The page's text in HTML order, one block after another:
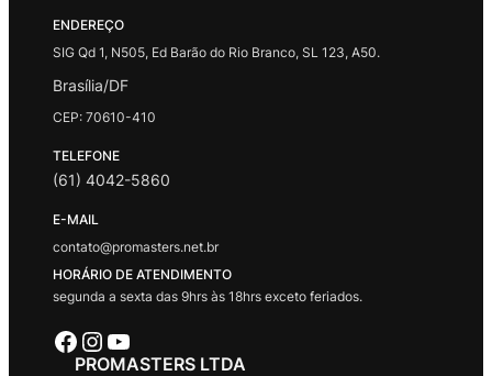
ENDEREÇO
SIG Qd 1, N505, Ed Barão do Rio Branco, SL 123, A50.
Brasília/DF
CEP: 70610-410
TELEFONE
(61) 4042-5860
E-MAIL
contato@promasters.net.br
HORÁRIO DE ATENDIMENTO
segunda a sexta das 9hrs às 18hrs exceto feriados.
Facebook Instagram Youtube
PROMASTERS LTDA